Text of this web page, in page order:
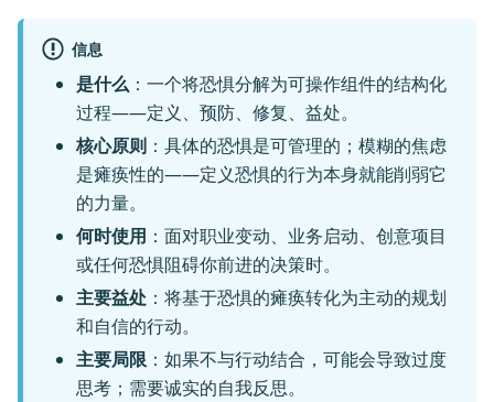
信息
是什么 ：一个将恐惧分解为可操作组件的结构化
过程——定义、预防、修复、益处。
核心原则 ：具体的恐惧是可管理的；模糊的焦虑
是瘫痪性的——定义恐惧的行为本身就能削弱它
的力量。
何时使用 ：面对职业变动、业务启动、创意项目
或任何恐惧阻碍你前进的决策时。
主要益处 ：将基于恐惧的瘫痪转化为主动的规划
和自信的行动。
主要局限 ：如果不与行动结合，可能会导致过度
思考；需要诚实的自我反思。